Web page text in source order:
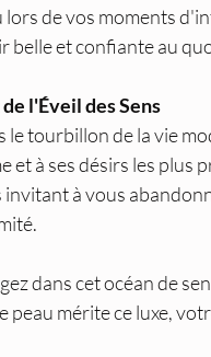
lors de vos moments
belle et confiante au
de l'Éveil des Sens
le tourbillon de la vie
et à ses désirs les plus
invitant à vous
dans cet océan de
peau mérite ce luxe,